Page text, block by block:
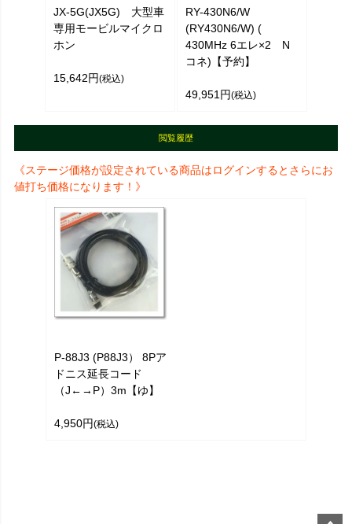
JX-5G(JX5G) 大型車
専用モービルマイクロ
ホン
15,642円(税込)
RY-430N6/W
(RY430N6/W) (
430MHz 6エレ×2 N
コネ)【予約】
49,951円(税込)
閲覧履歴
《ステージ価格が設定されている商品はログインするとさらにお
値打ち価格になります！》
P-88J3 (P88J3） 8Pア
ドニス延長コード
（J←→P）3m【ゆ】
4,950円(税込)